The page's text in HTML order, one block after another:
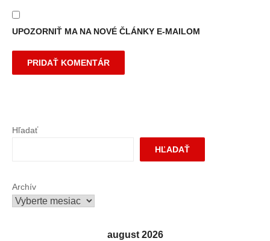
UPOZORNIŤ MA NA NOVÉ ČLÁNKY E-MAILOM
Hľadať
HĽADAŤ
Archív
august 2026